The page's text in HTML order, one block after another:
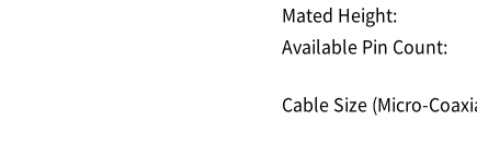
Mated Height:
Available Pin Count:
Cable Size (Micro-